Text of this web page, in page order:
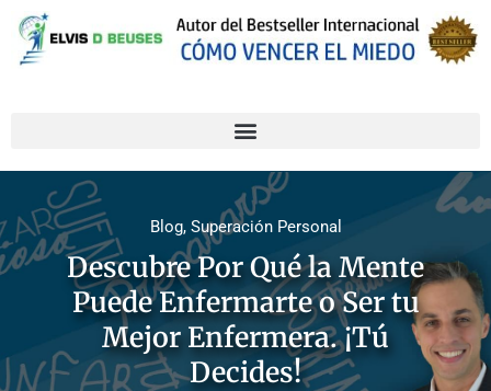
Blog, Superación Personal
Descubre Por Qué la Mente
Puede Enfermarte o Ser tu
Mejor Enfermera. ¡Tú
Decides!